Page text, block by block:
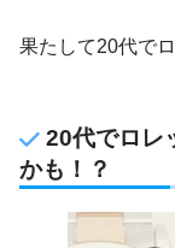
果たして20代で
20代でロレ
かも！？